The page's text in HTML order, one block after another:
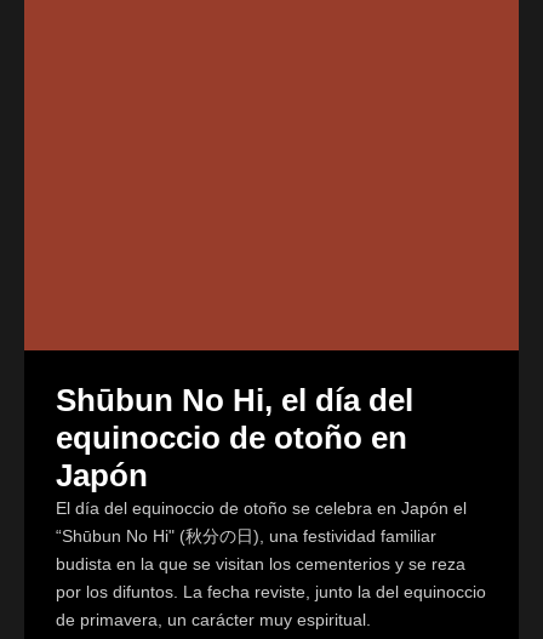
Shūbun No Hi, el día del
equinoccio de otoño en
Japón
El día del equinoccio de otoño se celebra en Japón el
“Shūbun No Hi" (秋分の日), una festividad familiar
budista en la que se visitan los cementerios y se reza
por los difuntos. La fecha reviste, junto la del equinoccio
de primavera, un carácter muy espiritual.